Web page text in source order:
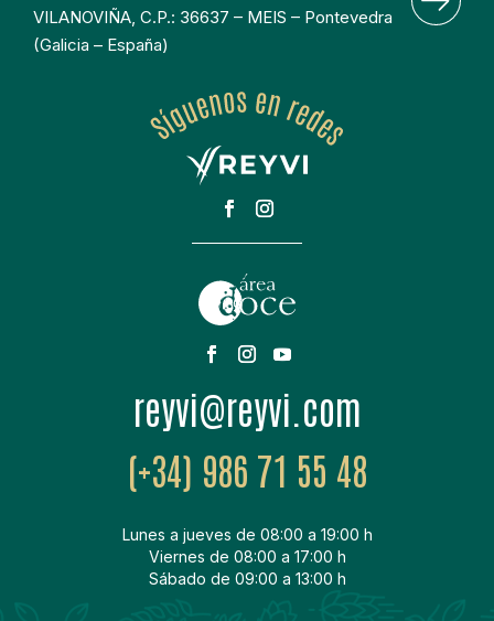
VILANOVIÑA, C.P.: 36637 – MEIS – Pontevedra
(Galicia – España)
moc.ivyer@ivyer
(+34) 986 71 55 48
Lunes a jueves de 08:00 a 19:00 h
Viernes de 08:00 a 17:00 h
Sábado de 09:00 a 13:00 h